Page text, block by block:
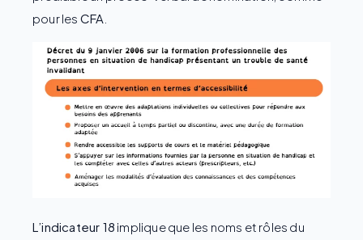
pour les CFA
L’indicateur 18 implique que les noms et rôles du